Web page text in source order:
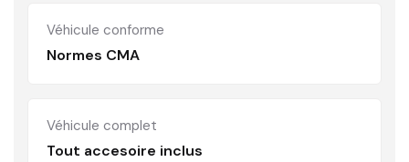
Véhicule conforme
Normes CMA
Véhicule complet
Tout accesoire inclus